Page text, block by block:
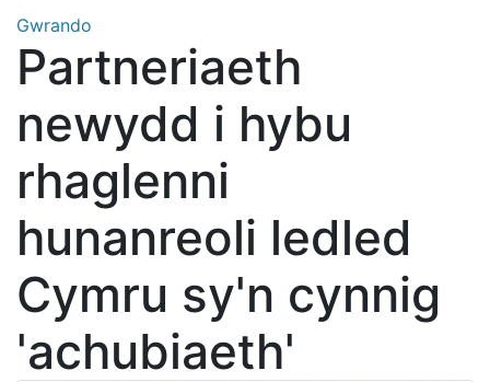
Gwrando
Partneriaeth
newydd i hybu
rhaglenni
hunanreoli ledled
Cymru sy'n cynnig
'achubiaeth'